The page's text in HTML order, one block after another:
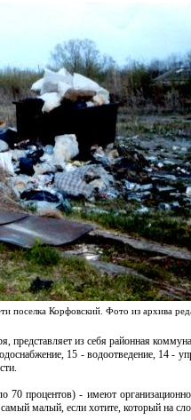
поселка Корфовский. Фото из архива
представляет из себя районная
15 - водоотведение, 14
70 процентов) - имеют
малый, если хотите, который на